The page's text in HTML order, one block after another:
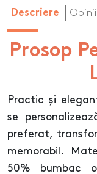
Descriere
Prosop
Practic și
se
preferat,
memorabil.
50% bumbac